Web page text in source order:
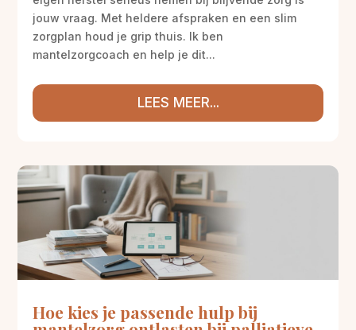
jouw vraag. Met heldere afspraken en een slim
zorgplan houd je grip thuis. Ik ben
mantelzorgcoach en help je dit...
LEES MEER...
Hoe kies je passende hulp bij